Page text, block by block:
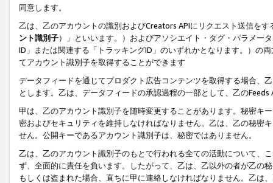
同意します。
乙は、乙のアカウントの識別およびCreators APIにリクエスト送信を
ント識別子）」といいます。）およびアソシエイト・タグ・パラメー
ID」または関連する「トラッキングID」のいずれかとなります。）の
てアカウント識別子を取得することができます
データフィードを通じてプロダクト広告コンテンツを取得する場合、
とします。乙は、データフィードの承認過程の一部として、乙の
甲は、乙のアカウント識別子を随時変更することがあります。秘密キ
密およびセキュリティを維持しなければなりません。乙は、乙の秘密
せん。公開キーであるアカウント識別子は、秘密ではありません。
乙は、乙のアカウント識別子のもとで行われる全ての活動について、
ず、全面的に責任を負います。したがって、乙は、乙以外の者が乙の
もしくは盗まれた場合、直ちに甲に連絡しなければなりません。乙は